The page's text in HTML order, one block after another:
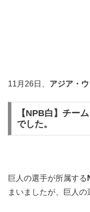
11月26日、 アジア・
【NPB白】チー
でした。
巨人の選手が所属する
まいましたが、巨人の